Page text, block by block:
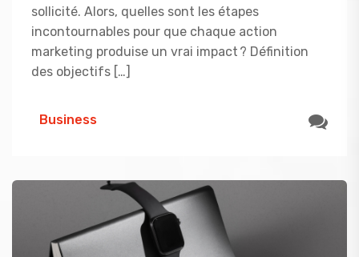
sollicité. Alors, quelles sont les étapes
incontournables pour que chaque action
marketing produise un vrai impact ? Définition
des objectifs […]
Business